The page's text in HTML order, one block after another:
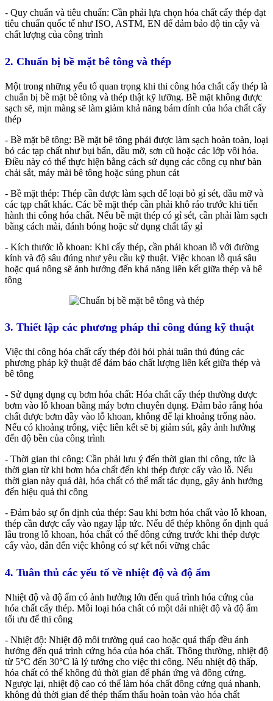
- Quy chuẩn và tiêu chuẩn: Cần phải lựa chọn hóa chất cấy thép đạt
tiêu chuẩn quốc tế như ISO, ASTM, EN để đảm bảo độ tin cậy và
chất lượng của công trình
2. Chuẩn bị bề mặt bê tông và thép
Một trong những yếu tố quan trọng khi thi công hóa chất cấy thép là
chuẩn bị bề mặt bê tông và thép thật kỹ lưỡng. Bề mặt không được
sạch sẽ, mịn màng sẽ làm giảm khả năng bám dính của hóa chất cấy
thép
- Bề mặt bê tông: Bề mặt bê tông phải được làm sạch hoàn toàn, loại
bỏ các tạp chất như bụi bẩn, dầu mỡ, sơn cũ hoặc các lớp vôi hóa.
Điều này có thể thực hiện bằng cách sử dụng các công cụ như bàn
chải sắt, máy mài bê tông hoặc súng phun cát
- Bề mặt thép: Thép cần được làm sạch để loại bỏ gỉ sét, dầu mỡ và
các tạp chất khác. Các bề mặt thép cần phải khô ráo trước khi tiến
hành thi công hóa chất. Nếu bề mặt thép có gỉ sét, cần phải làm sạch
bằng cách mài, đánh bóng hoặc sử dụng chất tẩy gỉ
- Kích thước lỗ khoan: Khi cấy thép, cần phải khoan lỗ với đường
kính và độ sâu đúng như yêu cầu kỹ thuật. Việc khoan lỗ quá sâu
hoặc quá nông sẽ ảnh hưởng đến khả năng liên kết giữa thép và bê
tông
3. Thiết lập các phương pháp thi công đúng kỹ thuật
Việc thi công hóa chất cấy thép đòi hỏi phải tuân thủ đúng các
phương pháp kỹ thuật để đảm bảo chất lượng liên kết giữa thép và
bê tông
- Sử dụng dụng cụ bơm hóa chất: Hóa chất cấy thép thường được
bơm vào lỗ khoan bằng máy bơm chuyên dụng. Đảm bảo rằng hóa
chất được bơm đầy vào lỗ khoan, không để lại khoảng trống nào.
Nếu có khoảng trống, việc liên kết sẽ bị giảm sút, gây ảnh hưởng
đến độ bền của công trình
- Thời gian thi công: Cần phải lưu ý đến thời gian thi công, tức là
thời gian từ khi bơm hóa chất đến khi thép được cấy vào lỗ. Nếu
thời gian này quá dài, hóa chất có thể mất tác dụng, gây ảnh hưởng
đến hiệu quả thi công
- Đảm bảo sự ổn định của thép: Sau khi bơm hóa chất vào lỗ khoan,
thép cần được cấy vào ngay lập tức. Nếu để thép không ổn định quá
lâu trong lỗ khoan, hóa chất có thể đông cứng trước khi thép được
cấy vào, dẫn đến việc không có sự kết nối vững chắc
4. Tuân thủ các yếu tố về nhiệt độ và độ ẩm
Nhiệt độ và độ ẩm có ảnh hưởng lớn đến quá trình hóa cứng của
hóa chất cấy thép. Mỗi loại hóa chất có một dải nhiệt độ và độ ẩm
tối ưu để thi công
- Nhiệt độ: Nhiệt độ môi trường quá cao hoặc quá thấp đều ảnh
hưởng đến quá trình cứng hóa của hóa chất. Thông thường, nhiệt độ
từ 5°C đến 30°C là lý tưởng cho việc thi công. Nếu nhiệt độ thấp,
hóa chất có thể không đủ thời gian để phản ứng và đông cứng.
Ngược lại, nhiệt độ cao có thể làm hóa chất đông cứng quá nhanh,
không đủ thời gian để thép thẩm thấu hoàn toàn vào hóa chất